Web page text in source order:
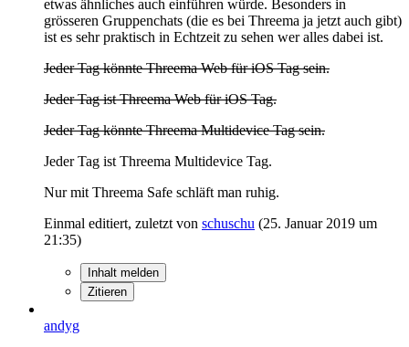
etwas ähnliches auch einführen würde. Besonders in
grösseren Gruppenchats (die es bei Threema ja jetzt auch gibt)
ist es sehr praktisch in Echtzeit zu sehen wer alles dabei ist.
Jeder Tag könnte Threema Web für iOS Tag sein.
Jeder Tag ist Threema Web für iOS Tag.
Jeder Tag könnte Threema Multidevice Tag sein.
Jeder Tag ist Threema Multidevice Tag.
Nur mit Threema Safe schläft man ruhig.
Einmal editiert, zuletzt von schuschu (25. Januar 2019 um
21:35)
Inhalt melden
Zitieren
andyg